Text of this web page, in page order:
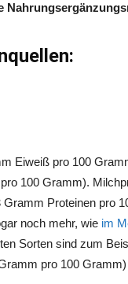
Eiweiß pro 100
100 Gramm).
Proteinen pro
noch mehr, wie im
Sorten sind zum
pro 100